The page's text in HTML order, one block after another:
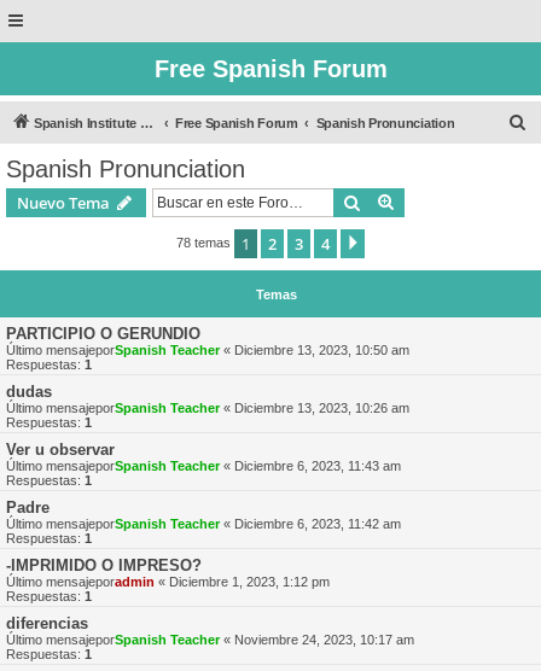
Free Spanish Forum
Spanish Institute of Puebla Free Spanish Forum Spanish Pronunciation
Spanish Pronunciation
Nuevo Tema Buscar
78 temas 1 2 3 4
Temas
PARTICIPIO O GERUNDIO
Último mensajeporSpanish Teacher« Diciembre 13, 2023, 10:50 am
Respuestas: 1
dudas
Último mensajeporSpanish Teacher« Diciembre 13, 2023, 10:26 am
Respuestas: 1
Ver u observar
Último mensajeporSpanish Teacher« Diciembre 6, 2023, 11:43 am
Respuestas: 1
Padre
Último mensajeporSpanish Teacher« Diciembre 6, 2023, 11:42 am
Respuestas: 1
-IMPRIMIDO O IMPRESO?
Último mensajeporadmin « Diciembre 1, 2023, 1:12 pm
Respuestas: 1
diferencias
Último mensajeporSpanish Teacher« Noviembre 24, 2023, 10:17 am
Respuestas: 1